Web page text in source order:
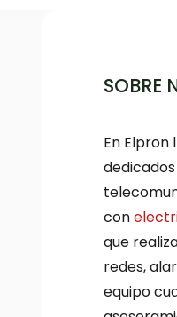
SOBRE
En Elpron
con
que
redes,
equipo